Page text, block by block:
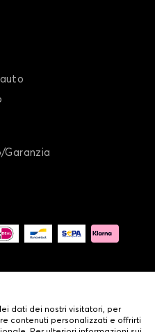
Garanzia
dati dei nostri visitatori, per
contenuti personalizzati e offrirti